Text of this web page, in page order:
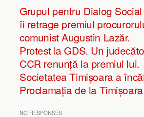
Grupul pentru Dialog
îi retrage premiul
comunist Augustin Lazăr.
Protest la GDS. Un
CCR renunță la premiul lui.
Societatea Timișoara a
Proclamația de la Timișoara
NO RESPONSES